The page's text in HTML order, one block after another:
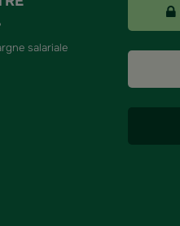
salariale